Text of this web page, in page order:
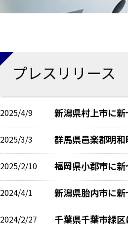
プレスリリース
2025/4/9 新潟県村上市に新
2025/3/3 群馬県邑楽郡明和
2025/2/10 福岡県小郡市に新
2024/4/1 新潟県胎内市に新
2024/2/27 千葉県千葉市緑区